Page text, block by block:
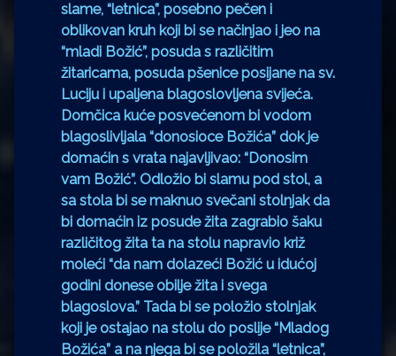
slame, “letnica”, posebno pečen i
oblikovan kruh koji bi se načinjao i jeo na
“mladi Božić”, posuda s različitim
žitaricama, posuda pšenice posijane na sv.
Luciju i upaljena blagoslovljena svijeća.
Domčica kuće posvećenom bi vodom
blagoslivljala “donosioce Božića” dok je
domaćin s vrata najavljivao: “Donosim
vam Božić”. Odložio bi slamu pod stol, a
sa stola bi se maknuo svečani stolnjak da
bi domaćin iz posude žita zagrabio šaku
različitog žita ta na stolu napravio križ
moleći “da nam dolazeći Božić u idućoj
godini donese obilje žita i svega
blagoslova.” Tada bi se položio stolnjak
koji je ostajao na stolu do poslije “Mladog
Božića” a na njega bi se položila “letnica”,